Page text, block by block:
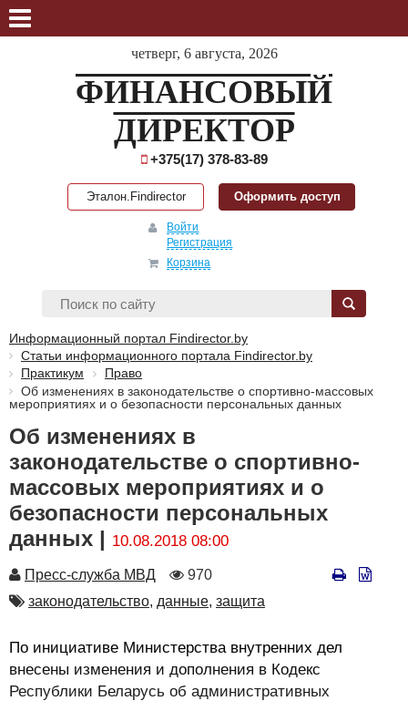
четверг, 6 августа, 2026
ФИНАНСОВЫЙ
ДИРЕКТОР
+375(17) 378-83-89
Эталон.Findirector Оформить доступ
Войти
Регистрация
Корзина
Информационный портал Findirector.by
Статьи информационного портала Findirector.by
Практикум
Право
Об изменениях в законодательстве о спортивно-массовых
мероприятиях и о безопасности персональных данных
Об изменениях в
законодательстве о спортивно-
массовых мероприятиях и о
безопасности персональных
данных | 10.08.2018 08:00
Автор
Пресс-служба МВД
Количество
970
Автор
законодательство, данные, защита
По инициативе Министерства внутренних дел
внесены изменения и дополнения в Кодекс
Республики Беларусь об административных